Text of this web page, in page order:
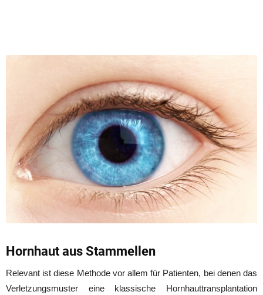
Hornhaut aus Stammellen
Relevant ist diese Methode vor allem für Patienten, bei denen das
Verletzungsmuster eine klassische Hornhauttransplantation